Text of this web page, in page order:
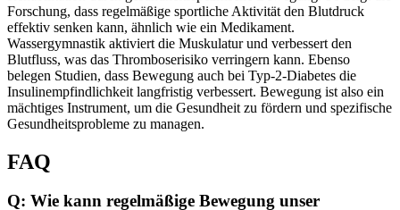
Forschung, dass regelmäßige sportliche Aktivität den Blutdruck
effektiv senken kann, ähnlich wie ein Medikament.
Wassergymnastik aktiviert die Muskulatur und verbessert den
Blutfluss, was das Thromboserisiko verringern kann. Ebenso
belegen Studien, dass Bewegung auch bei Typ-2-Diabetes die
Insulinempfindlichkeit langfristig verbessert. Bewegung ist also ein
mächtiges Instrument, um die Gesundheit zu fördern und spezifische
Gesundheitsprobleme zu managen.
FAQ
Q: Wie kann regelmäßige Bewegung unser